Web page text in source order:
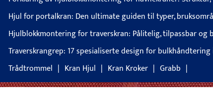
Hjul for portalkran: Den ultimate guiden til typer,
Hjulblokkmontering for traverskran: Pålitelig, tilpassbar og
Traverskrangrep: 17 spesialiserte design for
Trådtrommel
Kran Hjul Kran Kroker Grabb